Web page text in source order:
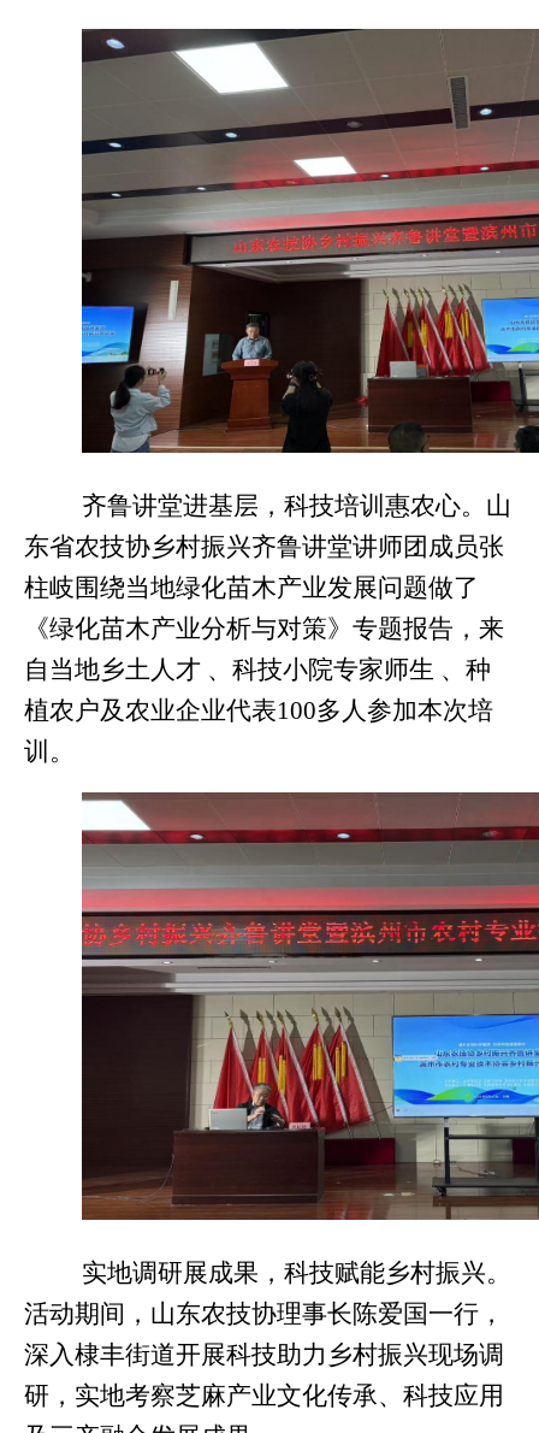
齐鲁讲堂进基层，科技培训惠农心。 山
东省农技协乡村振兴齐鲁讲堂讲师团成员张
柱岐围绕当地绿化苗木产业发展问题做了
《绿化苗木产业分析与对策》 专题报告， 来
自当地乡土人才 、科技小院专家师生 、种
植农户及农业企业代表100多人参加本次培
训。
实地调研展成果，科技赋能乡村振兴。
活动期间，山东农技协理事长陈爱国一行，
深入棣丰街道开展科技助力乡村振兴现场调
研，实地考察芝麻产业文化传承、科技应用